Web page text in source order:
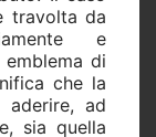
travolta da
e
di
che la
ad
sia quella